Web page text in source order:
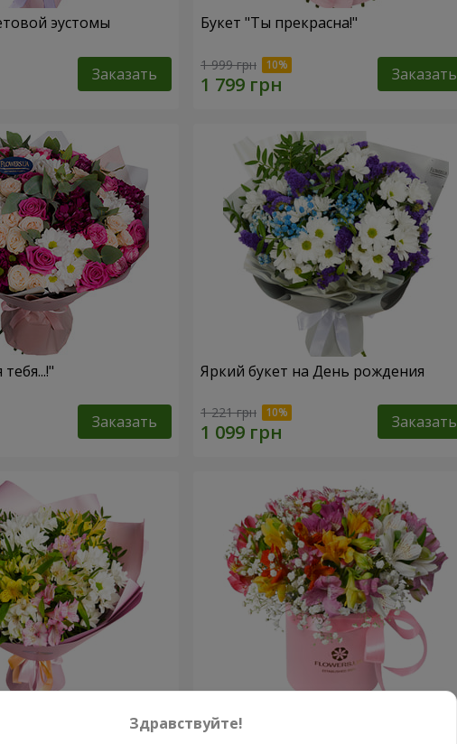
эустомы
Заказать
Букет "Ты прекрасна!"
1 999 грн Заказать
Заказать
Яркий букет на День рождения
1 221 грн Заказать
настроение" Цветы в коробке "Яркая фантазия"
Здравствуйте!